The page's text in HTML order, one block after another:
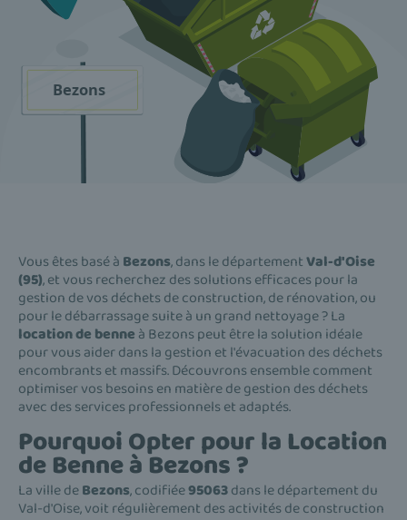
Vous êtes basé à Bezons, dans le départementVal-d'Oise
(95), et vous recherchez des solutions efficaces pour la
gestion de vos déchets de construction, de rénovation, ou
pour le débarrassage suite à un grand nettoyage ? La
location de benne à Bezons peut être la solution idéale
pour vous aider dans la gestion et l'évacuation des déchets
encombrants et massifs. Découvrons ensemble comment
optimiser vos besoins en matière de gestion des déchets
avec des services professionnels et adaptés.
Pourquoi Opter pour la Location
de Benne à Bezons ?
La ville deBezons, codifiée95063dans le département du
Val-d'Oise, voit régulièrement des activités de construction